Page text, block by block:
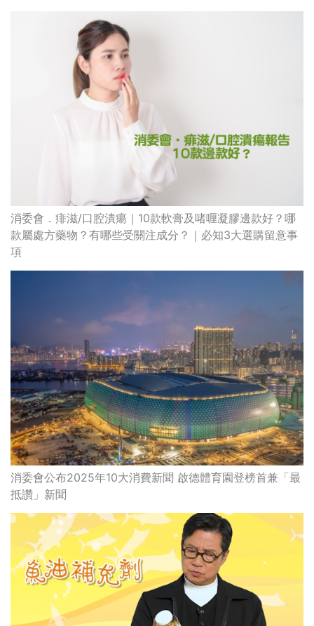
消委會．痱滋/口腔潰瘍｜10款軟膏及啫喱凝膠邊款好？哪
款屬處方藥物？有哪些受關注成分？｜必知3大選購留意事
項
消委會公布2025年10大消費新聞 啟德體育園登榜首兼「最
抵讚」新聞